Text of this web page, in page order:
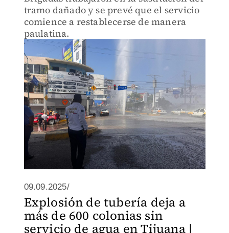
tramo dañado y se prevé que el servicio
comience a restablecerse de manera
paulatina.
09.09.2025/
Explosión de tubería deja a
más de 600 colonias sin
servicio de agua en Tijuana |